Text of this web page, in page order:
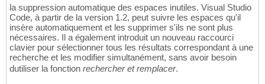
la suppression automatique des espaces inutiles. Visual Studio
Code, à partir de la version 1.2, peut suivre les espaces qu'il
insère automatiquement et les supprimer s'ils ne sont plus
nécessaires. Il a également introduit un nouveau raccourci
clavier pour sélectionner tous les résultats correspondant à une
recherche et les modifier simultanément, sans avoir besoin
dutiliser la fonction rechercher et remplacer.